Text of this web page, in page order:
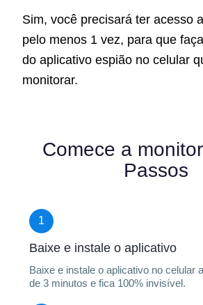
Sim, você precisará ter acesso
pelo menos 1 vez, para que
do aplicativo espião no celular
monitorar.
Comece a
Passos
1
Baixe e instale o aplicativo
Baixe e instale o aplicativo no celular
de 3 minutos e fica 100% invisível.